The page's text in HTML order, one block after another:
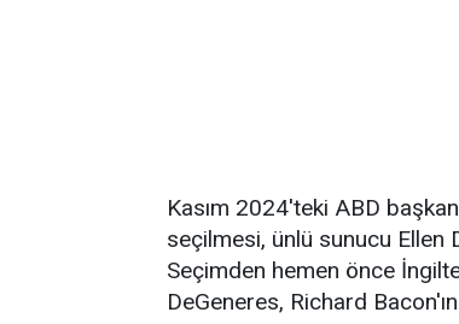
Kasım 2024'teki ABD
seçilmesi, ünlü sunucu Ellen
Seçimden hemen önce
DeGeneres, Richard